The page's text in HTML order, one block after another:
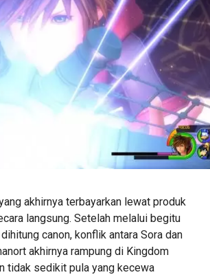
akhirnya terbayarkan lewat produk
langsung. Setelah melalui begitu
canon, konflik antara Sora dan
akhirnya rampung di Kingdom
tidak sedikit pula yang kecewa